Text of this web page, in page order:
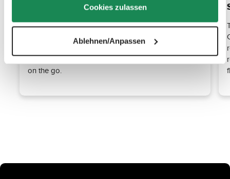
Cookies zulassen
Ablehnen/Anpassen
60 liters for everything that counts
The spacious main compartment offers 60 liters of
storage space for clothing, equipment or travel gear.
The sturdy design means the bag stays open when
packed - ideal for quickly packing and unpacking
on the go.